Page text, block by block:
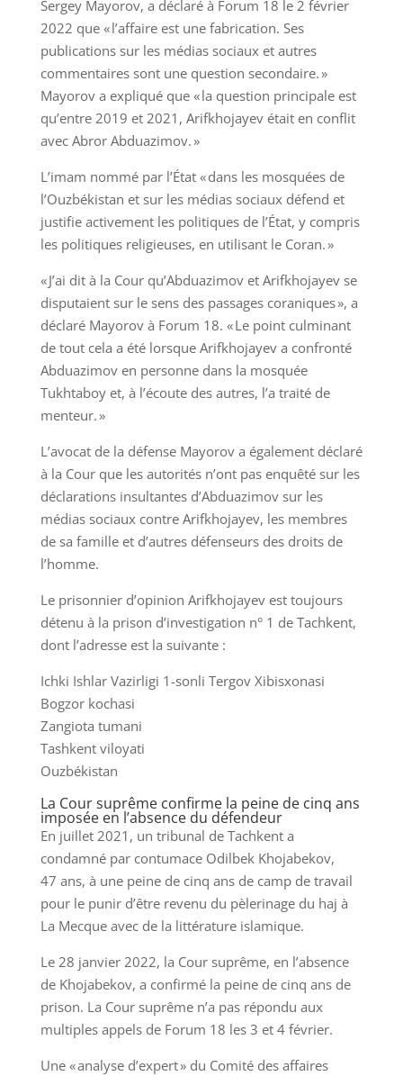
Sergey Mayorov, a déclaré à Forum 18 le 2 février
2022 que « l’affaire est une fabrication. Ses
publications sur les médias sociaux et autres
commentaires sont une question secondaire. »
Mayorov a expliqué que « la question principale est
qu’entre 2019 et 2021, Arifkhojayev était en conflit
avec Abror Abduazimov. »
L’imam nommé par l’État « dans les mosquées de
l’Ouzbékistan et sur les médias sociaux défend et
justifie activement les politiques de l’État, y compris
les politiques religieuses, en utilisant le Coran. »
« J’ai dit à la Cour qu’Abduazimov et Arifkhojayev se
disputaient sur le sens des passages coraniques », a
déclaré Mayorov à Forum 18. « Le point culminant
de tout cela a été lorsque Arifkhojayev a confronté
Abduazimov en personne dans la mosquée
Tukhtaboy et, à l’écoute des autres, l’a traité de
menteur. »
L’avocat de la défense Mayorov a également déclaré
à la Cour que les autorités n’ont pas enquêté sur les
déclarations insultantes d’Abduazimov sur les
médias sociaux contre Arifkhojayev, les membres
de sa famille et d’autres défenseurs des droits de
l’homme.
Le prisonnier d’opinion Arifkhojayev est toujours
détenu à la prison d’investigation n° 1 de Tachkent,
dont l’adresse est la suivante :
Ichki Ishlar Vazirligi 1-sonli Tergov Xibisxonasi
Bogzor kochasi
Zangiota tumani
Tashkent viloyati
Ouzbékistan
La Cour suprême confirme la peine de cinq ans
imposée en l’absence du défendeur
En juillet 2021, un tribunal de Tachkent a
condamné par contumace Odilbek Khojabekov,
47 ans, à une peine de cinq ans de camp de travail
pour le punir d’être revenu du pèlerinage du haj à
La Mecque avec de la littérature islamique.
Le 28 janvier 2022, la Cour suprême, en l’absence
de Khojabekov, a confirmé la peine de cinq ans de
prison. La Cour suprême n’a pas répondu aux
multiples appels de Forum 18 les 3 et 4 février.
Une « analyse d’expert » du Comité des affaires